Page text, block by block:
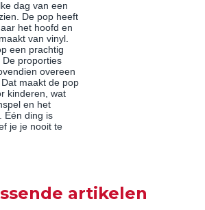
dag van een
De pop heeft
het hoofd en
van vinyl.
een prachtig
proporties
overeen
maakt de pop
kinderen, wat
en het
Één ding is
je je nooit te
artikelen